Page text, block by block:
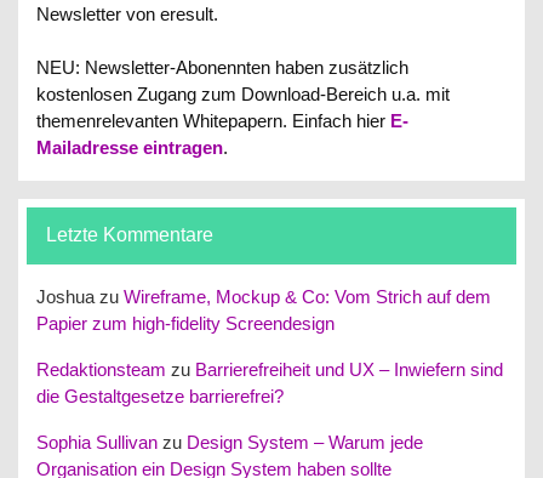
Newsletter von eresult.
NEU: Newsletter-Abonennten haben zusätzlich
kostenlosen Zugang zum Download-Bereich u.a. mit
themenrelevanten Whitepapern. Einfach hier E-
Mailadresse eintragen.
Letzte Kommentare
Joshua zuWireframe, Mockup & Co: Vom Strich auf dem
Papier zum high-fidelity Screendesign
Redaktionsteam zu Barrierefreiheit und UX – Inwiefern sind
die Gestaltgesetze barrierefrei?
Sophia Sullivan zu Design System – Warum jede
Organisation ein Design System haben sollte